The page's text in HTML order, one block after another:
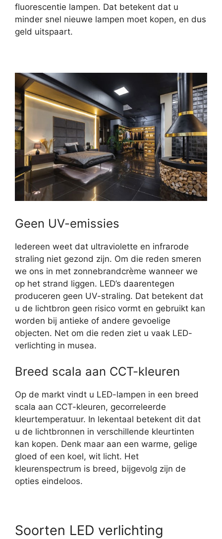
fluorescentie lampen. Dat betekent dat u
minder snel nieuwe lampen moet kopen, en dus
geld uitspaart.
Geen UV-emissies
Iedereen weet dat ultraviolette en infrarode
straling niet gezond zijn. Om die reden smeren
we ons in met zonnebrandcrème wanneer we
op het strand liggen. LED’s daarentegen
produceren geen UV-straling. Dat betekent dat
u de lichtbron geen risico vormt en gebruikt kan
worden bij antieke of andere gevoelige
objecten. Net om die reden ziet u vaak LED-
verlichting in musea.
Breed scala aan CCT-kleuren
Op de markt vindt u LED-lampen in een breed
scala aan CCT-kleuren, gecorreleerde
kleurtemperatuur. In lekentaal betekent dit dat
u de lichtbronnen in verschillende kleurtinten
kan kopen. Denk maar aan een warme, gelige
gloed of een koel, wit licht. Het
kleurenspectrum is breed, bijgevolg zijn de
opties eindeloos.
Soorten LED verlichting